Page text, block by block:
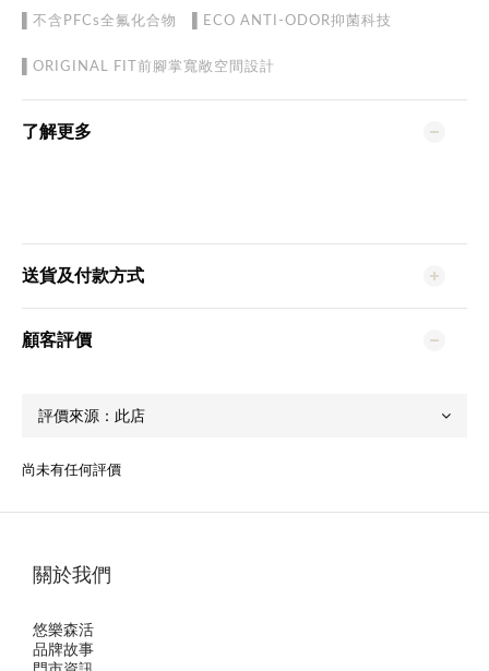
▌不含PFCs全氟化合物 ▌ECO ANTI-ODOR抑菌科技
▌ORIGINAL FIT前腳掌寬敞空間設計
了解更多
送貨及付款方式
顧客評價
尚未有任何評價
關於我們
悠樂森活
品牌故事